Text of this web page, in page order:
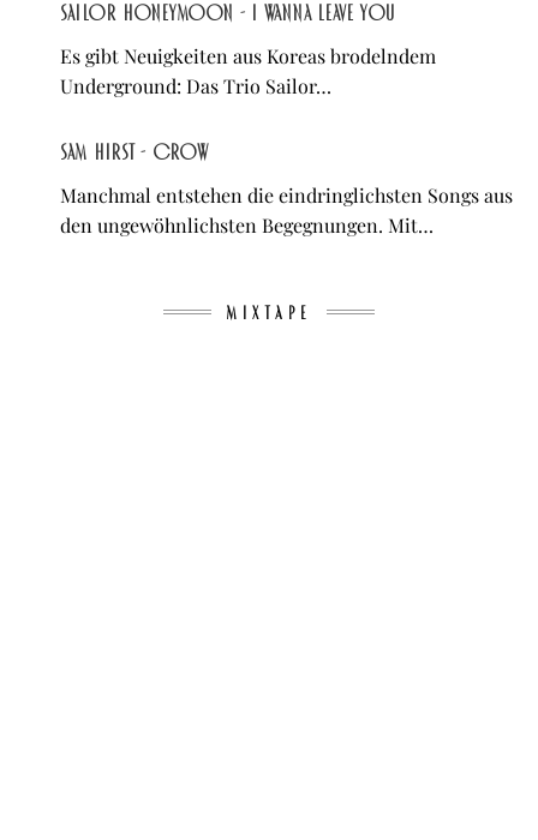
Sailor Honeymoon - I Wanna Leave You
Es gibt Neuigkeiten aus Koreas brodelndem
Underground: Das Trio Sailor…
sam hirst - Crow
Manchmal entstehen die eindringlichsten Songs aus
den ungewöhnlichsten Begegnungen. Mit…
MIXTAPE